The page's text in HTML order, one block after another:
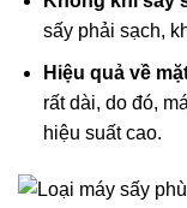
sấy phải sạch,
Hiệu quả về
rất dài, do đó,
hiệu suất cao.